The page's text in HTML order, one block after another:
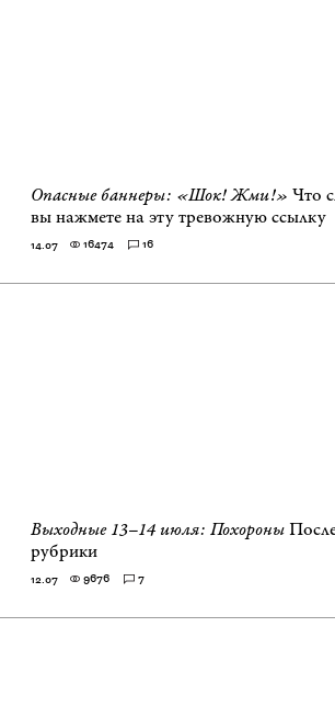
Опасные баннеры: «Шок! Жми!» Что
вы нажмете на эту тревожную ссылку
14.07 16474 16
Выходные 13–14 июля: Похороны
рубрики
12.07 9676 7